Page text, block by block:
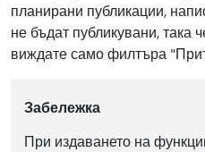
планирани публикации,
не бъдат публикувани, така
виждате само филтъра
Забележка
При издаването на